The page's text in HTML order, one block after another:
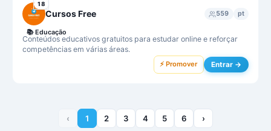
18
Cursos Free 559 pt
Conteúdos educativos gratuitos para estudar online e reforçar
competências em várias áreas.
📚 Educação
⚡ Promover Entrar →
‹ 1 2 3 4 5 6 ›